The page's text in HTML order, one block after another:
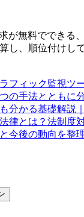
が無料でできる
し、順位付けし
フィック監視ツ
の手法とともに
分かる基礎解説
律とは？法制度
今後の動向を整